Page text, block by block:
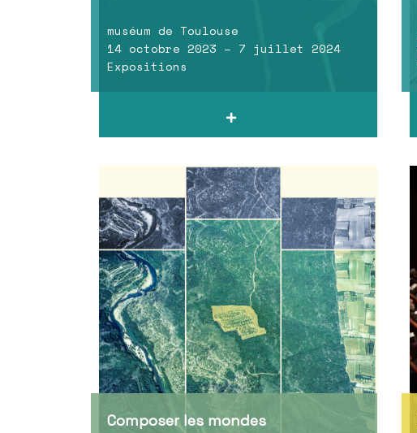
muséum de Toulouse
14 octobre 2023 – 7 juillet 2024
Expositions
Composer les mondes